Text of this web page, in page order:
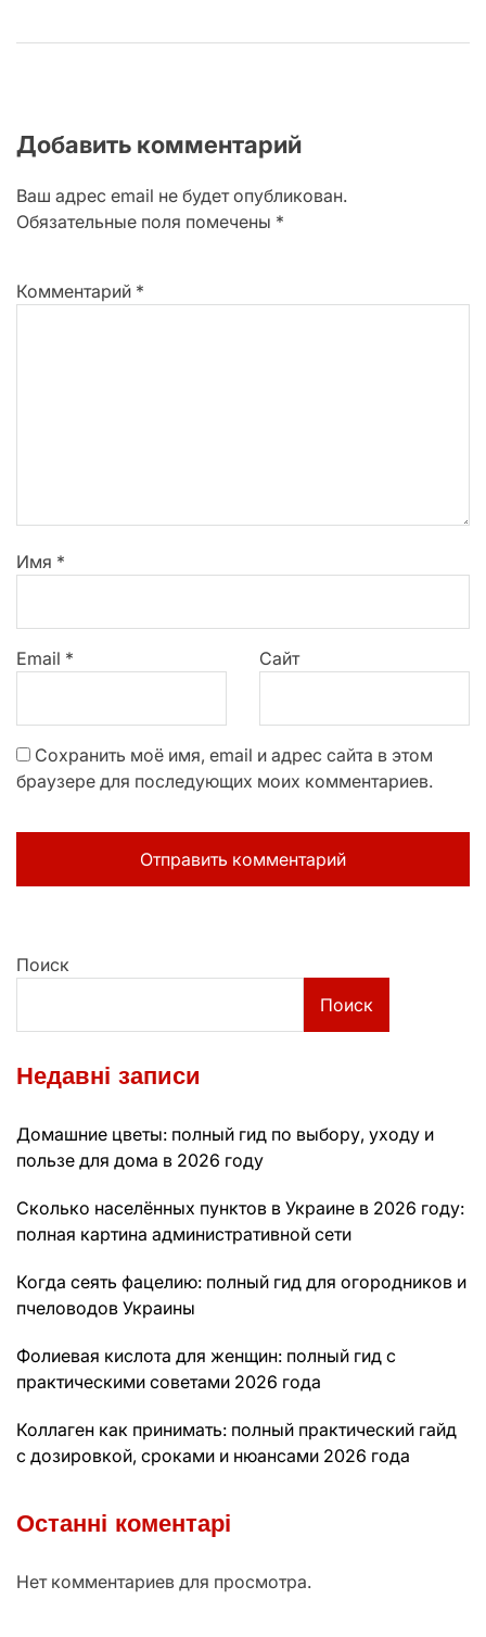
Добавить комментарий
Ваш адрес email не будет опубликован.
Обязательные поля помечены *
Комментарий *
Имя *
Email * Сайт
Сохранить моё имя, email и адрес сайта в этом
браузере для последующих моих комментариев.
Поиск
Поиск
Недавні записи
Домашние цветы: полный гид по выбору, уходу и
пользе для дома в 2026 году
Сколько населённых пунктов в Украине в 2026 году:
полная картина административной сети
Когда сеять фацелию: полный гид для огородников и
пчеловодов Украины
Фолиевая кислота для женщин: полный гид с
практическими советами 2026 года
Коллаген как принимать: полный практический гайд
с дозировкой, сроками и нюансами 2026 года
Останні коментарі
Нет комментариев для просмотра.